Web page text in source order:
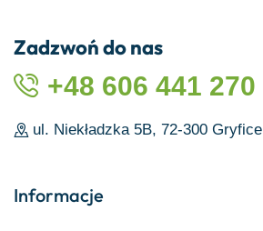
Zadzwoń do nas
+48 606 441 270
ul. Niekładzka 5B, 72-300 Gryfice
Informacje